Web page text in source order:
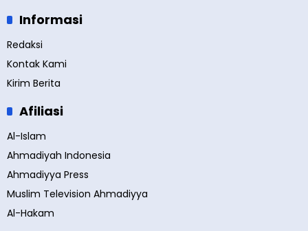
Informasi
Redaksi
Kontak Kami
Kirim Berita
Afiliasi
Al-Islam
Ahmadiyah Indonesia
Ahmadiyya Press
Muslim Television Ahmadiyya
Al-Hakam